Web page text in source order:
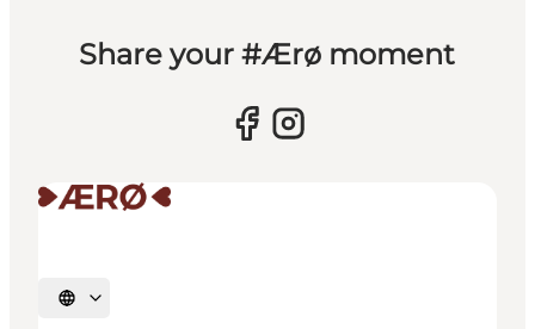
Share your #Ærø moment
Vælg sprog